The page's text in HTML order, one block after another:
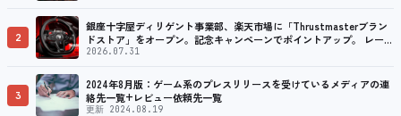
2
銀座十字屋ディリゲント事業部、楽天市場に「Thrustmasterブラン
ドストア」をオープン。記念キャンペーンでポイントアップ。 レーシ
ング／フライトシム向けコントローラーを中心に、幅広くラインナッ
2026.07.31
3
2024年8月版：ゲーム系のプレスリリースを受けているメディアの連
絡先一覧+レビュー依頼先一覧
更新 2024.08.19